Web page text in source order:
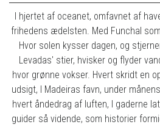
I hjertet af oceanet, omfavnet af
frihedens ædelsten. Med Funchal
Hvor solen kysser dagen, og
Levadas' stier, hvisker og flyder
hvor grønne vokser. Hvert skridt en
udsigt, I Madeiras favn, under
hvert åndedrag af luften, I gaderne
guider så vidende, som historier